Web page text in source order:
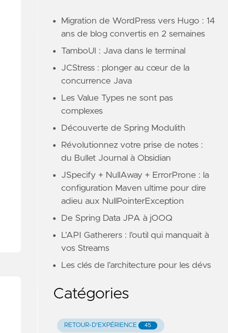
Migration de WordPress vers Hugo : 14
ans de blog convertis en 2 semaines
TamboUI : Java dans le terminal
JCStress : plonger au cœur de la
concurrence Java
Les Value Types ne sont pas
complexes
Découverte de Spring Modulith
Révolutionnez votre prise de notes :
du Bullet Journal à Obsidian
JSpecify + NullAway + ErrorProne : la
configuration Maven ultime pour dire
adieu aux NullPointerException
De Spring Data JPA à jOOQ
L’API Gatherers : l’outil qui manquait à
vos Streams
Les clés de l’architecture pour les dévs
Catégories
RETOUR-D'EXPÉRIENCE 45